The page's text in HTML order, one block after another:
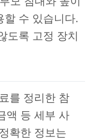
할 수 있습니다.
도록 고정 장치
를 정리한 참
액 등 세부 사
확한 정보는